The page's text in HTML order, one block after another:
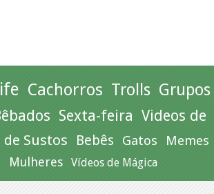
Cachorros Trolls Grupos
Sexta-feira Videos de
de Sustos Bebês Gatos Memes
Mulheres Vídeos de Mágica